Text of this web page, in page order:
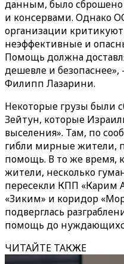
данным, было сброшено
и консервами. Однако
организации
неэффективные и
Помощь должна
дешевле и
Филипп Лазарини.
Некоторые грузы были
Зейтун, которые
выселения». Там, по
гибли мирные жители,
помощь. В то же время,
жители, несколько
пересекли КПП «Карим
«Зиким» и коридор
подверглась
помощь до
ЧИТАЙТЕ ТАКЖЕ